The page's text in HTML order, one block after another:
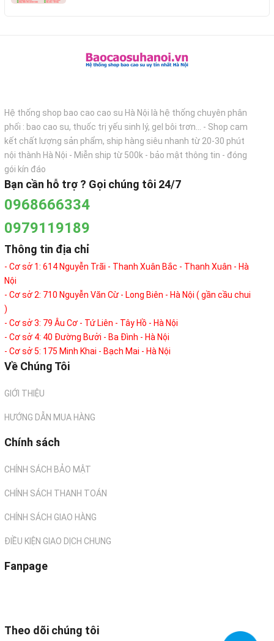
Hệ thống shop bao cao cao su Hà Nội là hệ thống chuyên phân
phối : bao cao su, thuốc trị yếu sinh lý, gel bôi trơn... - Shop cam
kết chất lượng sản phẩm, ship hàng siêu nhanh từ 20-30 phút
nội thành Hà Nội - Miễn ship từ 500k - bảo mật thông tin - đóng
gói kín đáo
Bạn cần hỗ trợ ? Gọi chúng tôi 24/7
0968666334
0979119189
Thông tin địa chỉ
- Cơ sở 1: 614 Nguyễn Trãi - Thanh Xuân Bắc - Thanh Xuân - Hà
Nội
- Cơ sở 2: 710 Nguyễn Văn Cừ - Long Biên - Hà Nội ( gần cầu chui
)
- Cơ sở 3: 79 Âu Cơ - Tứ Liên - Tây Hồ - Hà Nội
- Cơ sở 4: 40 Đường Bưởi - Ba Đình - Hà Nội
- Cơ sở 5: 175 Minh Khai - Bạch Mai - Hà Nội
Về Chúng Tôi
GIỚI THIỆU
HƯỚNG DẪN MUA HÀNG
Chính sách
CHÍNH SÁCH BẢO MẬT
CHÍNH SÁCH THANH TOÁN
CHÍNH SÁCH GIAO HÀNG
ĐIỀU KIỆN GIAO DỊCH CHUNG
Fanpage
Theo dõi chúng tôi